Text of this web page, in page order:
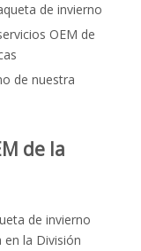
de invierno
OEM de
de nuestra
de la
de invierno
la División